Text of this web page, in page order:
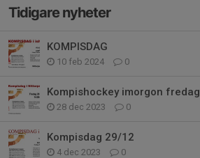
Tidigare nyheter
KOMPISDAG
10 feb 2024 0
Kompishockey imorgon fredag
28 dec 2023 0
Kompisdag 29/12
4 dec 2023 0